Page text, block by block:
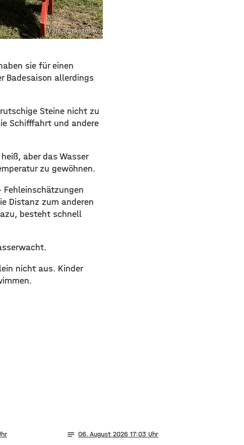
Foto: Funkhaus Würzburg
sie für einen
Badesaison allerdings
Steine nicht zu
Schifffahrt und andere
aber das Wasser
zu gewöhnen.
Distanz zum anderen
besteht schnell
nicht aus. Kinder
notes 06. August 2026 17:03